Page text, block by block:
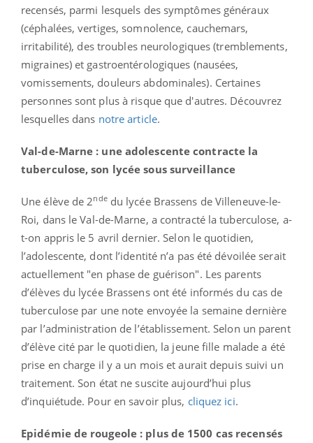
recensés, parmi lesquels des symptômes généraux
(céphalées, vertiges, somnolence, cauchemars,
irritabilité), des troubles neurologiques (tremblements,
migraines) et gastroentérologiques (nausées,
vomissements, douleurs abdominales). Certaines
personnes sont plus à risque que d'autres. Découvrez
lesquelles dans notre article.
Val-de-Marne : une adolescente contracte la
tuberculose, son lycée sous surveillance
Une élève de 2ndedu lycée Brassens de Villeneuve-le-
Roi, dans le Val-de-Marne, a contracté la tuberculose, a-
t-on appris le 5 avril dernier. Selon le quotidien,
l’adolescente, dont l’identité n’a pas été dévoilée serait
actuellement "en phase de guérison". Les parents
d’élèves du lycée Brassens ont été informés du cas de
tuberculose par une note envoyée la semaine dernière
par l’administration de l’établissement. Selon un parent
d’élève cité par le quotidien, la jeune fille malade a été
prise en charge il y a un mois et aurait depuis suivi un
traitement. Son état ne suscite aujourd’hui plus
d’inquiétude. Pour en savoir plus, cliquez ici.
Epidémie de rougeole : plus de 1500 cas recensés